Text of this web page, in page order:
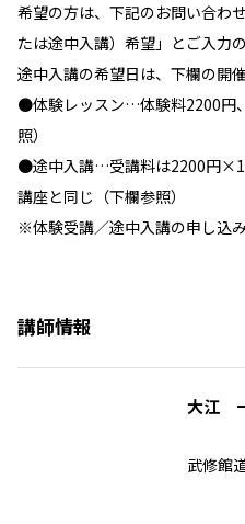
希望の方は、下記のお問い合わ
たは途中入講）希望」とご入力
途中入講の希望日は、下欄の開
●体験レッスン…体験料2200円
照）
●途中入講…受講料は2200円×1
講座と同じ（下欄参照）
※体験受講／途中入講の申し込
講師情報
大江
武修館